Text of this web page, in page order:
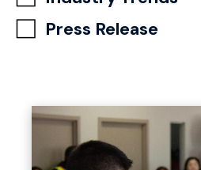
Press Release